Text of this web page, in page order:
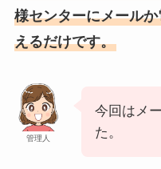
様センターにメール
えるだけです。
管理人
今回はメ
た。